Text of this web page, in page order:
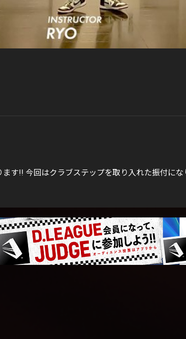
ます!! 今回はクラブステップを取り入れた振付にな